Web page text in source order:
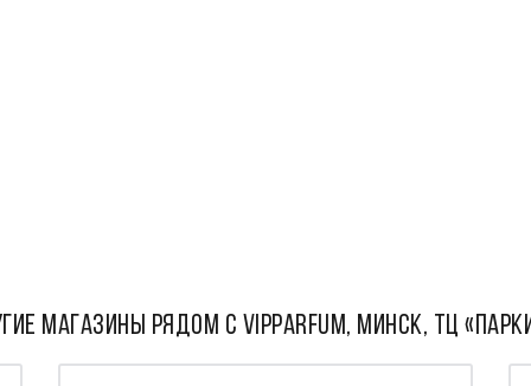
МАГАЗИНЫ РЯДОМ С Vipparfum, Минск, ТЦ